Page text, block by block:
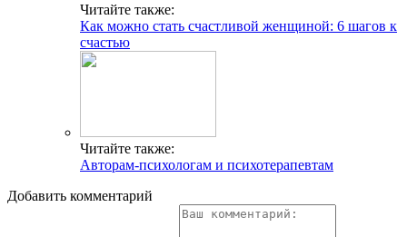
Читайте также:
Как можно стать счастливой женщиной: 6 шагов к
счастью
Читайте также:
Авторам-психологам и психотерапевтам
Добавить комментарий